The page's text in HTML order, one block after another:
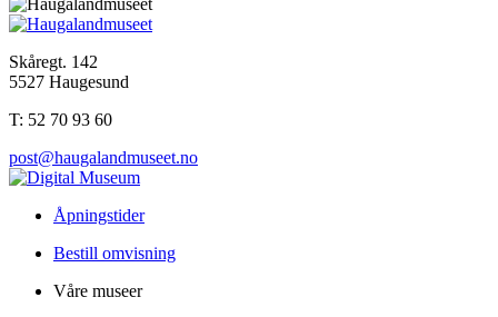
Skåregt. 142
5527 Haugesund
T: 52 70 93 60
post@haugalandmuseet.no
Åpningstider
Bestill omvisning
Våre museer